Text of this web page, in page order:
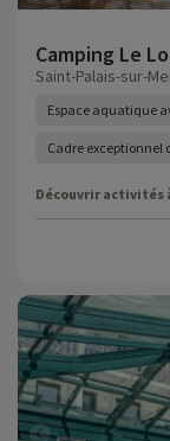
Camping Le
Saint-Palais-sur-
Espace aquatique
Cadre
Découvrir activités